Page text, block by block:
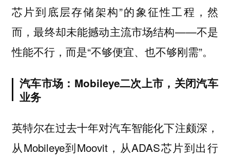
芯片到底层存储架构”的象征性工程，然
而，最终却未能撼动主流市场结构——不是
性能不行，而是“不够便宜、也不够刚需”。
汽车市场：Mobileye二次上市，关闭汽车
业务
英特尔在过去十年对汽车智能化下注颇深，
从Mobileye到Moovit，从ADAS芯片到出行